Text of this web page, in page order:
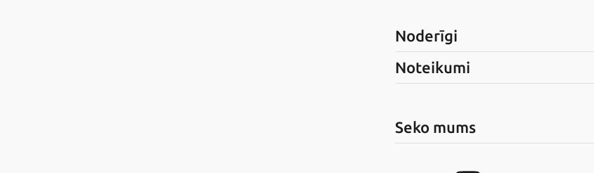
Noderīgi
Noteikumi
Seko mums